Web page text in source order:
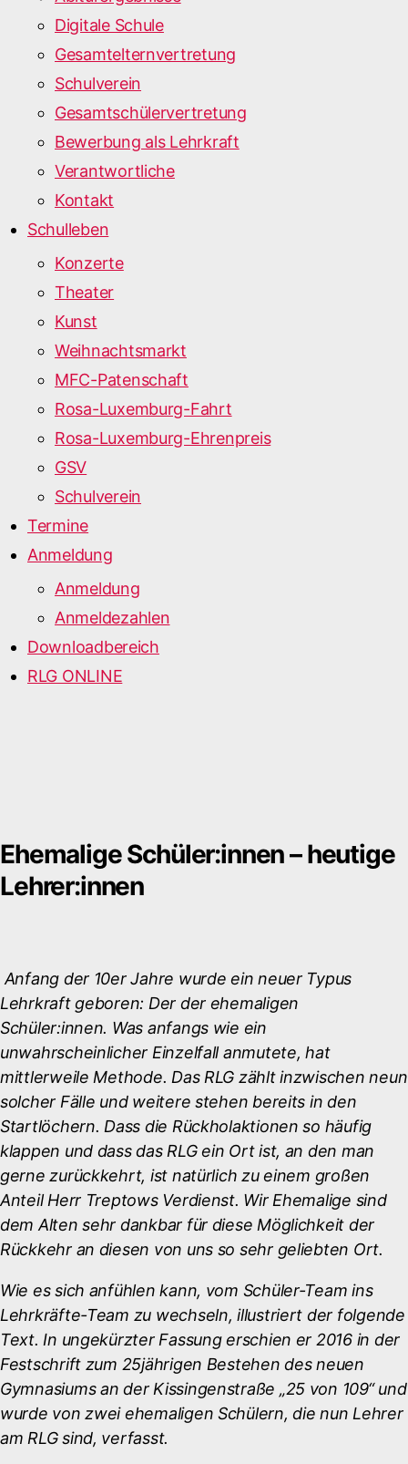
Digitale Schule
Gesamtelternvertretung
Schulverein
Gesamtschülervertretung
Bewerbung als Lehrkraft
Verantwortliche
Kontakt
Schulleben
Konzerte
Theater
Kunst
Weihnachtsmarkt
MFC-Patenschaft
Rosa-Luxemburg-Fahrt
Rosa-Luxemburg-Ehrenpreis
GSV
Schulverein
Termine
Anmeldung
Anmeldung
Anmeldezahlen
Downloadbereich
RLG ONLINE
Ehemalige Schüler:innen – heutige
Lehrer:innen
Anfang der 10er Jahre wurde ein neuer Typus
Lehrkraft geboren: Der der ehemaligen
Schüler:innen. Was anfangs wie ein
unwahrscheinlicher Einzelfall anmutete, hat
mittlerweile Methode. Das RLG zählt inzwischen neun
solcher Fälle und weitere stehen bereits in den
Startlöchern. Dass die Rückholaktionen so häufig
klappen und dass das RLG ein Ort ist, an den man
gerne zurückkehrt, ist natürlich zu einem großen
Anteil Herr Treptows Verdienst. Wir Ehemalige sind
dem Alten sehr dankbar für diese Möglichkeit der
Rückkehr an diesen von uns so sehr geliebten Ort.
Wie es sich anfühlen kann, vom Schüler-Team ins
Lehrkräfte-Team zu wechseln, illustriert der folgende
Text. In ungekürzter Fassung erschien er 2016 in der
Festschrift zum 25jährigen Bestehen des neuen
Gymnasiums an der Kissingenstraße „25 von 109“ und
wurde von zwei ehemaligen Schülern, die nun Lehrer
am RLG sind, verfasst.